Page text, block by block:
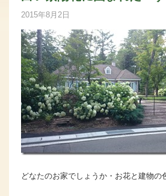
2015年8月2日
どなたのお家でしょうか・お花と建物